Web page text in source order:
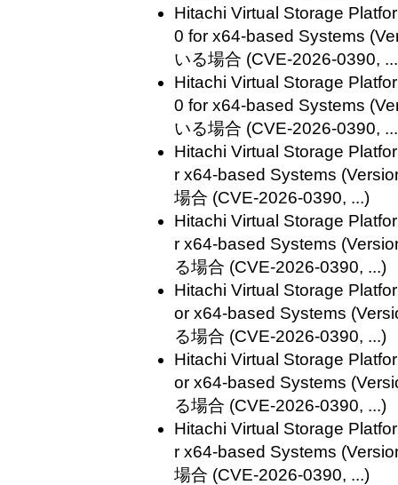
Hitachi Virtual Storage
0 for x64-based Systems
いる場合 (CVE-2026-0390,
Hitachi Virtual Storage
0 for x64-based Systems
いる場合 (CVE-2026-0390,
Hitachi Virtual Storage
r x64-based Systems
場合 (CVE-2026-0390, ...)
Hitachi Virtual Storage
r x64-based Systems
る場合 (CVE-2026-0390, ...)
Hitachi Virtual Storage
or x64-based Systems
る場合 (CVE-2026-0390, ...)
Hitachi Virtual Storage
or x64-based Systems
る場合 (CVE-2026-0390, ...)
Hitachi Virtual Storage
r x64-based Systems
場合 (CVE-2026-0390, ...)